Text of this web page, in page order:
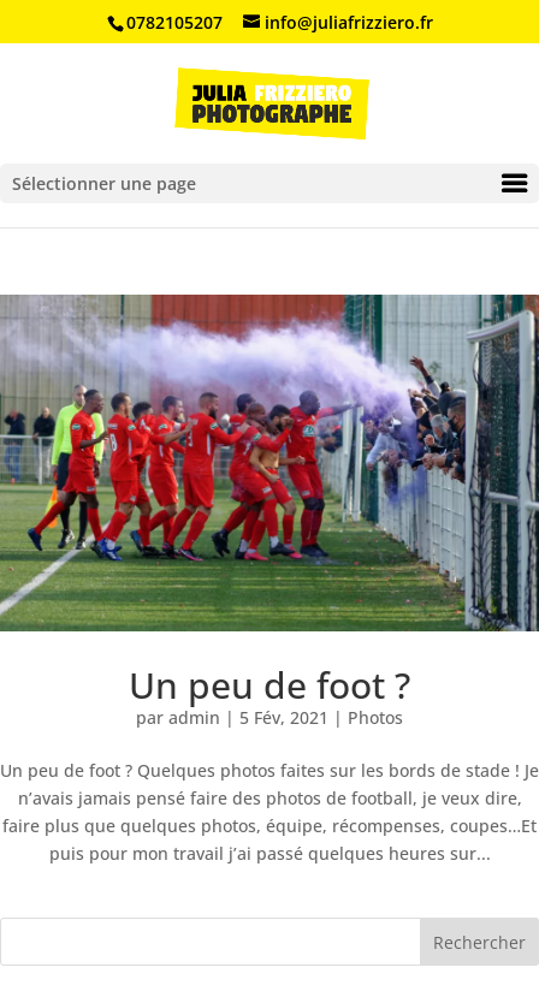
0782105207 info@juliafrizziero.fr
Sélectionner une page
Un peu de foot ?
par admin | 5 Fév, 2021 | Photos
Un peu de foot ? Quelques photos faites sur les bords de stade ! Je
n’avais jamais pensé faire des photos de football, je veux dire,
faire plus que quelques photos, équipe, récompenses, coupes…Et
puis pour mon travail j’ai passé quelques heures sur...